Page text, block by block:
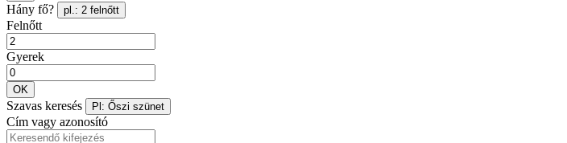
Hány fő? pl.: 2 felnőtt
Felnőtt
Gyerek
OK
Szavas keresés Pl: Őszi szünet
Cím vagy azonosító